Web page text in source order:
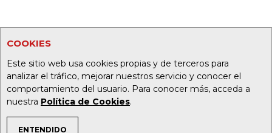
COOKIES
Este sitio web usa cookies propias y de terceros para
analizar el tráfico, mejorar nuestros servicio y conocer el
comportamiento del usuario. Para conocer más, acceda a
nuestra Política de Cookies.
ENTENDIDO